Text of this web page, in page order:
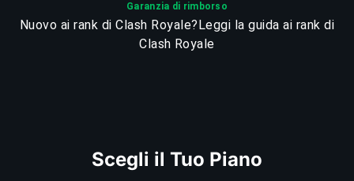
Garanzia di rimborso
Nuovo ai rank di Clash Royale?Leggi la guida ai rank di
Clash Royale
Scegli il Tuo Piano